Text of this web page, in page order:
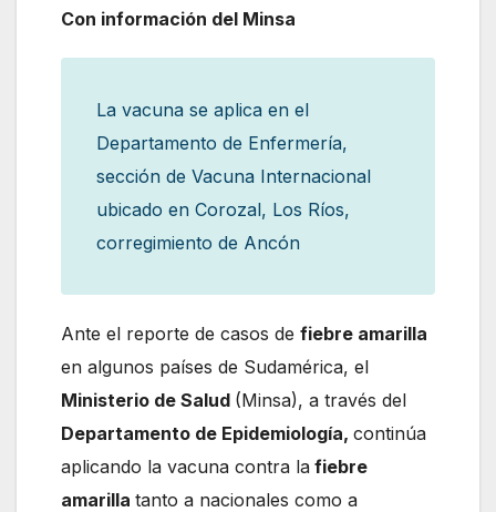
Con información del Minsa
La vacuna se aplica en el
Departamento de Enfermería,
sección de Vacuna Internacional
ubicado en Corozal, Los Ríos,
corregimiento de Ancón
Ante el reporte de casos de fiebre amarilla
en algunos países de Sudamérica, el
Ministerio de Salud (Minsa), a través del
Departamento de Epidemiología, continúa
aplicando la vacuna contra la fiebre
amarilla tanto a nacionales como a